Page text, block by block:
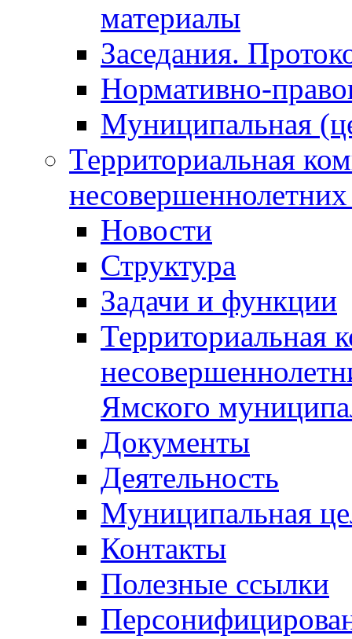
материалы
Заседания.
Нормативно-
Муниципальная
Территориальная
Новости
Структура
Задачи и функции
Территориальная
Ямского
Документы
Деятельность
Муниципальная
Контакты
Полезные ссылки